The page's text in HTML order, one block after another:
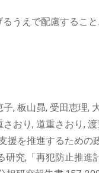
うえで配慮するこ
, 板山昴, 受田恵理,
おり, 道重さおり,
援を推進するための
究,「再犯防止推進